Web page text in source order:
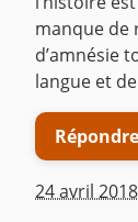
manque de
d’amnésie
langue et
24 avril 2018